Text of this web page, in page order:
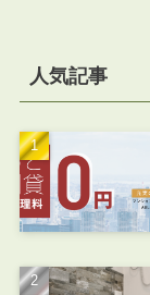
人気記事